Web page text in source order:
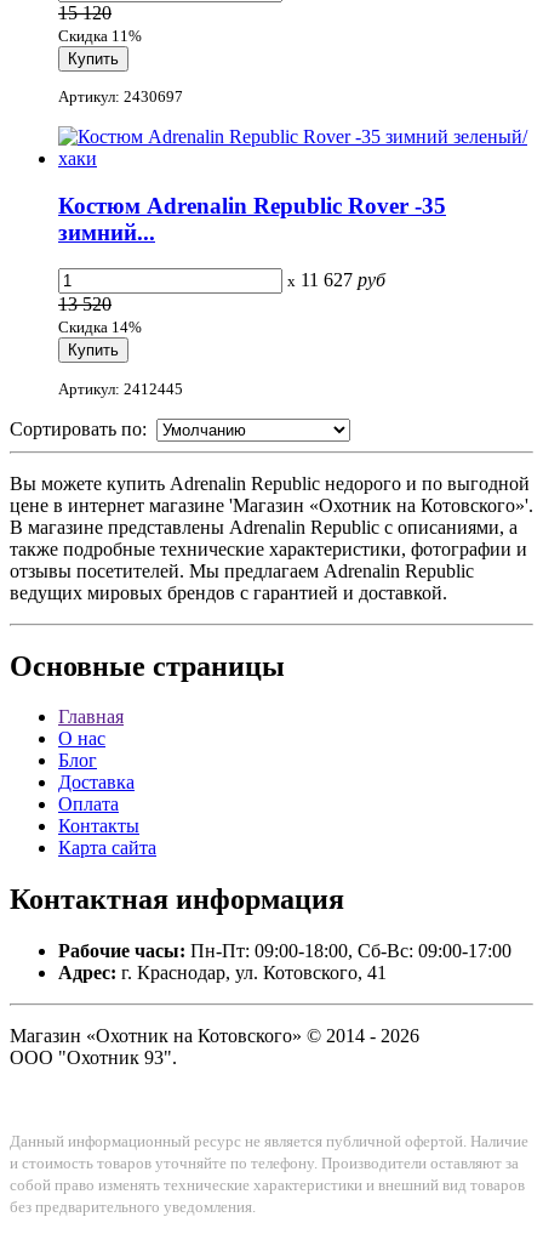
15 120
Скидка 11%
Артикул: 2430697
Костюм Adrenalin Republic Rover -35
зимний...
x 11 627 руб
13 520
Скидка 14%
Артикул: 2412445
Сортировать по:
Вы можете купить Adrenalin Republic недорого и по выгодной
цене в интернет магазине 'Магазин «Охотник на Котовского»'.
В магазине представлены Adrenalin Republic с описаниями, а
также подробные технические характеристики, фотографии и
отзывы посетителей. Мы предлагаем Adrenalin Republic
ведущих мировых брендов с гарантией и доставкой.
Основные страницы
Главная
О нас
Блог
Доставка
Оплата
Контакты
Карта сайта
Контактная информация
Рабочие часы: Пн-Пт: 09:00-18:00, Сб-Вс: 09:00-17:00
Адрес: г. Краснодар, ул. Котовского, 41
Магазин «Охотник на Котовского» © 2014 - 2026
ООО "Охотник 93".
Данный информационный ресурс не является публичной офертой. Наличие
и стоимость товаров уточняйте по телефону. Производители оставляют за
собой право изменять технические характеристики и внешний вид товаров
без предварительного уведомления.